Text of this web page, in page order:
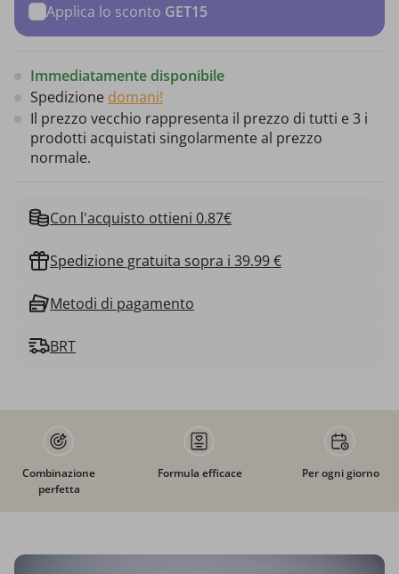
Applica lo sconto GET15
Immediatamente disponibile
Spedizione domani!
Il prezzo vecchio rappresenta il prezzo di tutti e 3 i
prodotti acquistati singolarmente al prezzo
normale.
Con l'acquisto ottieni 0.87€
Spedizione gratuita sopra i 39.99 €
Metodi di pagamento
BRT
Combinazione
perfetta
Formula efficace Per ogni giorno